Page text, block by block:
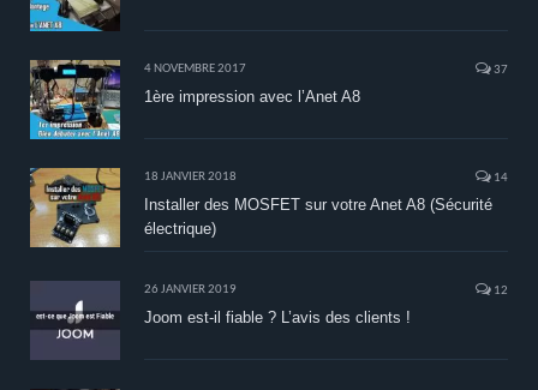
4 NOVEMBRE 2017 37
1ère impression avec l’Anet A8
18 JANVIER 2018 14
Installer des MOSFET sur votre Anet A8 (Sécurité
électrique)
26 JANVIER 2019 12
Joom est-il fiable ? L’avis des clients !